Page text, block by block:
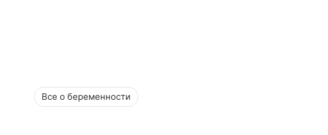
Все о беременности